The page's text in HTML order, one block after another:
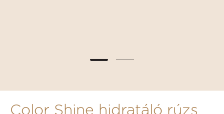
Color Shine hidratáló rúzs